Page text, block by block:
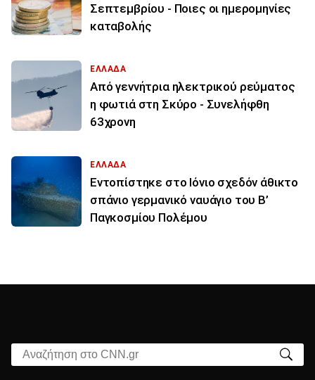
Σεπτεμβρίου - Ποιες οι ημερομηνίες
καταβολής
ΕΛΛΑΔΑ
Από γεννήτρια ηλεκτρικού ρεύματος
η φωτιά στη Σκύρο - Συνελήφθη
63χρονη
ΕΛΛΑΔΑ
Εντοπίστηκε στο Ιόνιο σχεδόν άθικτο
σπάνιο γερμανικό ναυάγιο του Β’
Παγκοσμίου Πολέμου
Αναζήτηση στο CNN.gr